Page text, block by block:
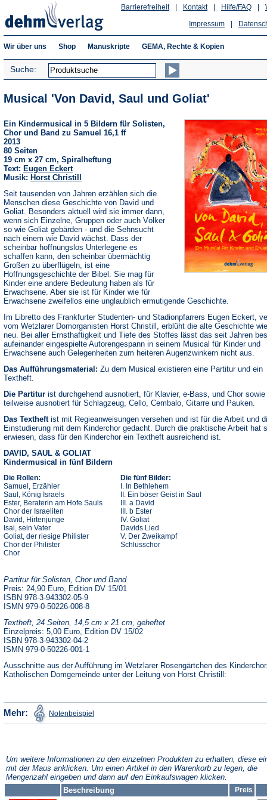
Hilfe/FAQ
Kontakt
Barrierefreiheit
Impressum
Wir über uns Shop Manuskripte GEMA, Rechte & Kopien
Suche:
Musical 'Von David, Saul und Goliat'
Ein Kindermusical in 5 Bildern für Solisten,
Chor und Band zu Samuel 16,1 ff
2013
80 Seiten
19 cm x 27 cm, Spiralheftung
Text: Eugen Eckert
Musik: Horst Christill
Seit tausenden von Jahren erzählen sich die
Menschen diese Geschichte von David und
Goliat. Besonders aktuell wird sie immer dann,
wenn sich Einzelne, Gruppen oder auch Völker
so wie Goliat gebärden - und die Sehnsucht
nach einem wie David wächst. Dass der
scheinbar hoffnungslos Unterlegene es
schaffen kann, den scheinbar übermächtig
Großen zu überflügeln, ist eine
Hoffnungsgeschichte der Bibel. Sie mag für
Kinder eine andere Bedeutung haben als für
Erwachsene. Aber sie ist für Kinder wie für
Erwachsene zweifellos eine unglaublich ermutigende Geschichte.
Im Libretto des Frankfurter Studenten- und Stadionpfarrers Eugen Eckert,
vom Wetzlarer Domorganisten Horst Christill, erblüht die alte Geschichte
neu. Bei aller Ernsthaftigkeit und Tiefe des Stoffes lässt das seit Jahren
aufeinander eingespielte Autorengespann in seinem Musical für Kinder und
Erwachsene auch Gelegenheiten zum heiteren Augenzwinkern nicht aus.
Das Aufführungsmaterial: Zu dem Musical existieren eine Partitur und ein
Textheft.
Die Partitur ist durchgehend ausnotiert, für Klavier, e-Bass, und Chor sowie
teilweise ausnotiert für Schlagzeug, Cello, Cembalo, Gitarre und Pauken.
Das Textheftist mit Regieanweisungen versehen und ist für die Arbeit und
Einstudierung mit dem Kinderchor gedacht. Durch die praktische Arbeit hat
erwiesen, dass für den Kinderchor ein Textheft ausreichend ist.
DAVID, SAUL & GOLIAT
Kindermusical in fünf Bildern
Die Rollen:
Samuel, Erzähler
Saul, König Israels
Ester, Beraterin am Hofe Sauls
Chor der Israeliten
David, Hirtenjunge
Isai, sein Vater
Goliat, der riesige Philister
Chor der Philister
Chor
Die fünf Bilder:
I. In Bethlehem
II. Ein böser Geist in Saul
III. a David
III. b Ester
IV. Goliat
Davids Lied
V. Der Zweikampf
Schlusschor
Partitur für Solisten, Chor und Band
Preis: 24,90 Euro, Edition DV 15/01
ISBN 978-3-943302-05-9
ISMN 979-0-50226-008-8
Textheft, 24 Seiten, 14,5 cm x 21 cm, geheftet
Einzelpreis: 5,00 Euro, Edition DV 15/02
ISBN 978-3-943302-04-2
ISMN 979-0-50226-001-1
Ausschnitte aus der Aufführung im Wetzlarer Rosengärtchen des
Katholischen Domgemeinde unter der Leitung von Horst Christill:
Mehr: Notenbeispiel in
einem
Um weitere Informationen zu den einzelnen Produkten zu erhalten, diese
mit der Maus anklicken. Um einen Artikel in den Warenkorb zu legen, die
Mengenzahl eingeben und dann auf den Einkaufswagen klicken.
Beschreibung
Preis